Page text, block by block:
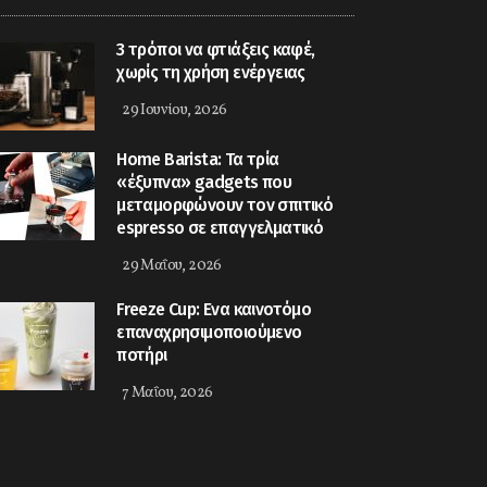
3 τρόποι να φτιάξεις καφέ,
χωρίς τη χρήση ενέργειας
29 Ιουνίου, 2026
Home Barista: Τα τρία
«έξυπνα» gadgets που
μεταμορφώνουν τον σπιτικό
espresso σε επαγγελματικό
29 Μαΐου, 2026
Freeze Cup: Eνα καινοτόμο
επαναχρησιμοποιούμενο
ποτήρι
7 Μαΐου, 2026